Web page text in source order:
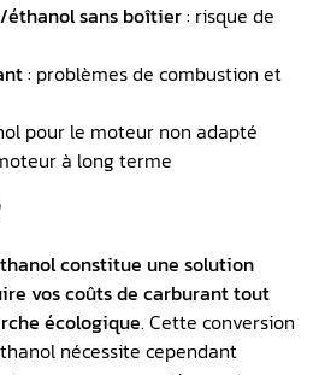
éthanol sans boîtier: risque de
: problèmes de combustion et
pour le moteur non adapté
à long terme
constitue une solution
vos coûts de carburant tout
écologique. Cette conversion
nécessite cependant